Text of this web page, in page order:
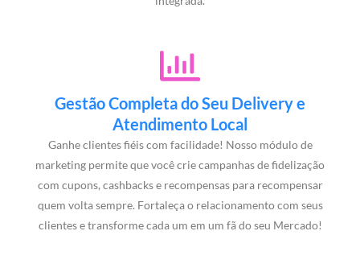
Gestão Completa do Seu Delivery e
Atendimento Local
Ganhe clientes fiéis com facilidade! Nosso módulo de
marketing permite que você crie campanhas de fidelização
com cupons, cashbacks e recompensas para recompensar
quem volta sempre. Fortaleça o relacionamento com seus
clientes e transforme cada um em um fã do seu Mercado!